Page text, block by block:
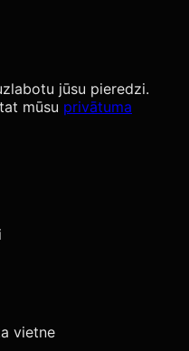
jūsu pieredzi.
mūsu privātuma
vietne